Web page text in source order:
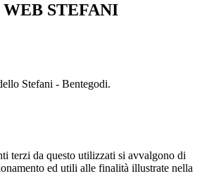
STEFANI
Stefani - Bentegodi.
terzi da questo utilizzati si avvalgono di
ed utili alle finalità illustrate nella